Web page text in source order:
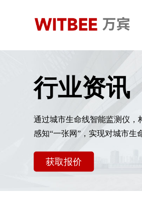
行业资讯
通过城市生命线智能监测仪，
感知“一张网”，实现对城市生
获取报价